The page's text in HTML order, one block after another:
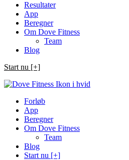
Resultater
App
Beregner
Om Dove Fitness
Team
Blog
Start nu [+]
Forløb
App
Beregner
Om Dove Fitness
Team
Blog
Start nu [+]